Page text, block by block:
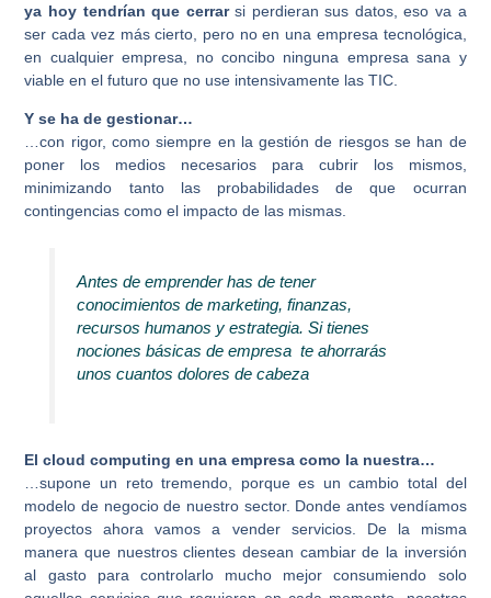
ya hoy tendrían que cerrarsi perdieran sus datos, eso va a
ser cada vez más cierto, pero no en una empresa tecnológica,
en cualquier empresa, no concibo ninguna empresa sana y
viable en el futuro que no use intensivamente las TIC.
Y se ha de gestionar…
…con rigor, como siempre en la gestión de riesgos se han de
poner los medios necesarios para cubrir los mismos,
minimizando tanto las probabilidades de que ocurran
contingencias como el impacto de las mismas.
Antes de emprender has de tener
conocimientos de marketing, finanzas,
recursos humanos y estrategia. Si tienes
nociones básicas de empresa te ahorrarás
unos cuantos dolores de cabeza
El cloud computing en una empresa como la nuestra…
…supone un reto tremendo, porque es un cambio total del
modelo de negocio de nuestro sector. Donde antes vendíamos
proyectos ahora vamos a vender servicios. De la misma
manera que nuestros clientes desean cambiar de la inversión
al gasto para controlarlo mucho mejor consumiendo solo